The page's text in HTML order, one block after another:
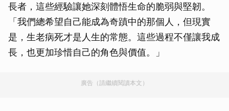
長者，這些經驗讓她深刻體悟生命的脆弱與堅韌。
「我們總希望自己能成為奇蹟中的那個人，但現實
是，生老病死才是人生的常態。這些過程不僅讓我成
長，也更加珍惜自己的角色與價值。」
廣告（請繼續閱讀本文）